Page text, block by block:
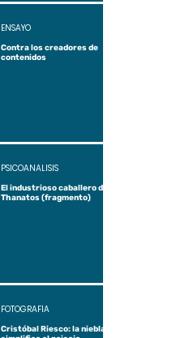
Contra los creadores de
contenidos
ENSAYO
El industrioso caballero de
Thanatos (fragmento)
PSICOANÁLISIS
Cristóbal Riesco: la niebla
FOTOGRAFÍA